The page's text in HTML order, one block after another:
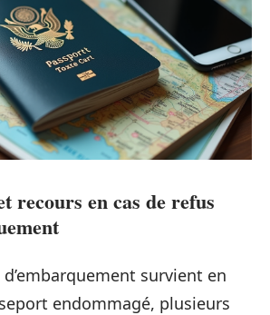
recours en cas de refus
d’embarquement survient en
endommagé, plusieurs